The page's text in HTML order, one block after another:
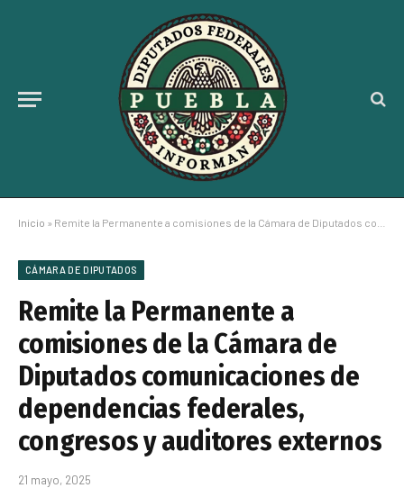
Inicio » Remite la Permanente a comisiones de la Cámara de Diputados comunicaciones de dependencias federales, congresos y auditores externos
CÁMARA DE DIPUTADOS
Remite la Permanente a
comisiones de la Cámara de
Diputados comunicaciones de
dependencias federales,
congresos y auditores externos
21 mayo, 2025